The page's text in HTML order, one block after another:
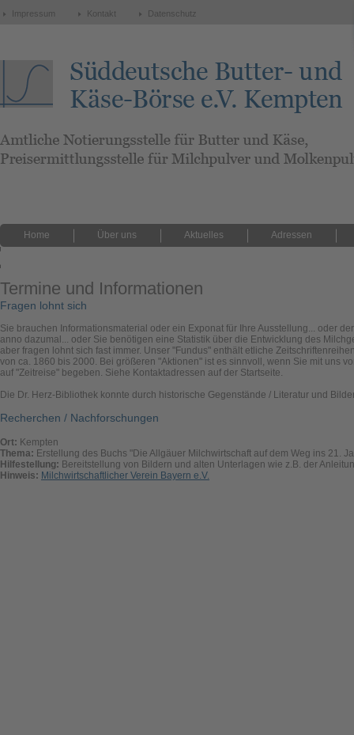
Impressum Kontakt Datenschutz
Home Über uns Aktuelles
Adressen
Termine und Informationen
Fragen lohnt sich
Sie brauchen Informationsmaterial oder ein Exponat für Ihre Ausstellung... oder
anno dazumal... oder Sie benötigen eine Statistik über die Entwicklung des
aber fragen lohnt sich fast immer. Unser "Fundus" enthält etliche
von ca. 1860 bis 2000. Bei größeren "Aktionen" ist es sinnvoll, wenn Sie mit uns
auf "Zeitreise" begeben. Siehe Kontaktadressen auf der Startseite.
Die Dr. Herz-Bibliothek konnte durch historische Gegenstände / Literatur und
Recherchen / Nachforschungen
Ort: Kempten
Thema: Erstellung des Buchs "Die Allgäuer Milchwirtschaft auf dem Weg ins 21.
Hilfestellung: Bereitstellung von Bildern und alten Unterlagen wie z.B. der
Hinweis: Milchwirtschaftlicher Verein Bayern e.V.